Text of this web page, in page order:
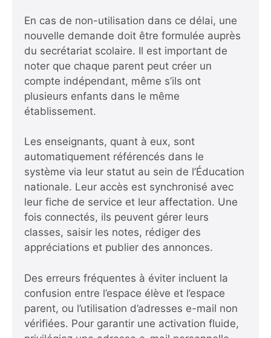
En cas de non-utilisation dans ce délai, une
nouvelle demande doit être formulée auprès
du secrétariat scolaire. Il est important de
noter que chaque parent peut créer un
compte indépendant, même s’ils ont
plusieurs enfants dans le même
établissement.
Les enseignants, quant à eux, sont
automatiquement référencés dans le
système via leur statut au sein de l’Éducation
nationale. Leur accès est synchronisé avec
leur fiche de service et leur affectation. Une
fois connectés, ils peuvent gérer leurs
classes, saisir les notes, rédiger des
appréciations et publier des annonces.
Des erreurs fréquentes à éviter incluent la
confusion entre l’espace élève et l’espace
parent, ou l’utilisation d’adresses e-mail non
vérifiées. Pour garantir une activation fluide,